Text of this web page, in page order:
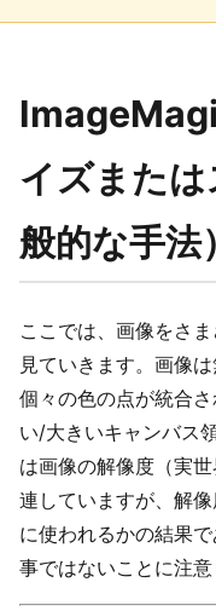
イズまた
般的な手法）
ここでは、画像をさ
見ていきます。画像
個々の色の点が統合
い/大きいキャンバス
は画像の解像度（実
連していますが、解
に使われるかの結果
事ではないことに注意